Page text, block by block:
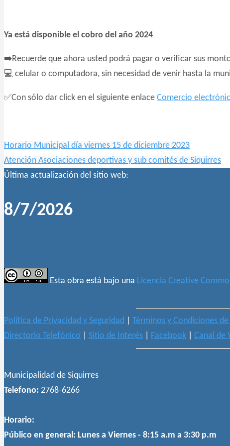
Ya está disponible el cobro del año 2024
➡️Recuerde que ahora usted podrá pagar o verificar sus
💻 celular o computadora, sin necesidad de venir hasta la
✅Con sólo dar click en el siguiente enlace Comercio
Horario Municipal día viernes 15 de diciembre 2023
Atención Asociaciones deportivas y sub comités de Siquirres
Última actualización del sitio web:
8/7/2026
Esta obra está bajo una Licencia Creative
Política de Privacidad y Seguridad Términos y Condiciones de
Directorio Telefónico
Sitio de Interés Facebook Canal de
Municipalidad de Siquirres
Telefono: 2768-6266
Horario:
Público en general: Lunes a Viernes - 8:15 a.m a 3:30 p.m